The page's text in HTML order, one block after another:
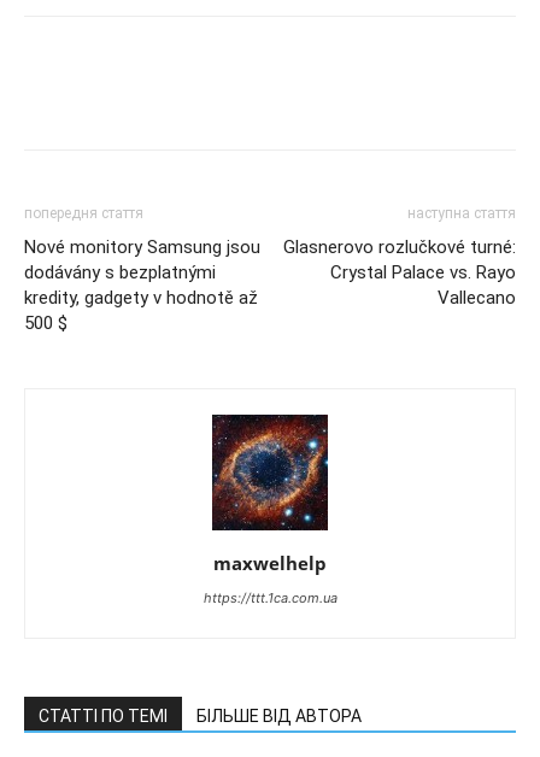
попередня стаття
Nové monitory Samsung jsou
dodávány s bezplatnými
kredity, gadgety v hodnotě až
500 $
наступна стаття
Glasnerovo rozlučkové turné:
Crystal Palace vs. Rayo
Vallecano
maxwelhelp
https://ttt.1ca.com.ua
СТАТТІ ПО ТЕМІ БІЛЬШЕ ВІД АВТОРА